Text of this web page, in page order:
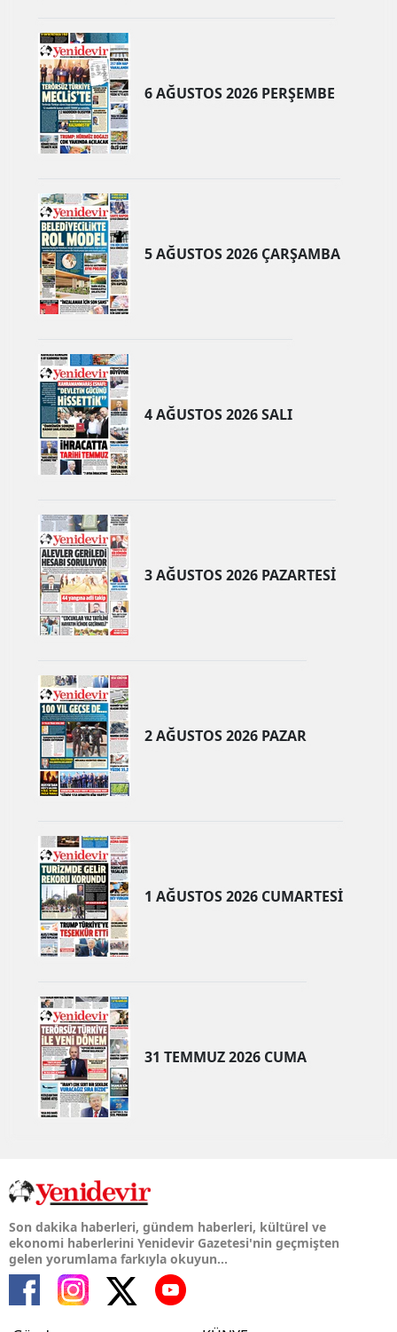
6 AĞUSTOS 2026 PERŞEMBE
5 AĞUSTOS 2026 ÇARŞAMBA
4 AĞUSTOS 2026 SALI
3 AĞUSTOS 2026 PAZARTESİ
2 AĞUSTOS 2026 PAZAR
1 AĞUSTOS 2026 CUMARTESİ
31 TEMMUZ 2026 CUMA
Son dakika haberleri, gündem haberleri, kültürel ve
ekonomi haberlerini Yenidevir Gazetesi'nin geçmişten
gelen yorumlama farkıyla okuyun...